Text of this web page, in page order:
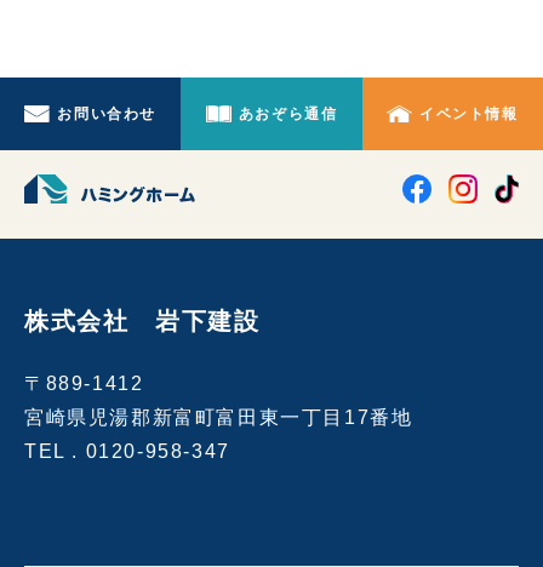
お問い合わせ あおぞら通信 イベント情報
株式会社 岩下建設
〒889-1412
宮崎県児湯郡新富町富田東一丁目17番地
TEL . 0120-958-347